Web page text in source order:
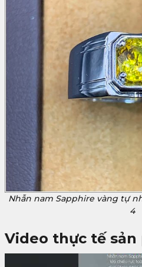
Nhẫn nam Sapphire vàng tự
4
Video thực tế sản